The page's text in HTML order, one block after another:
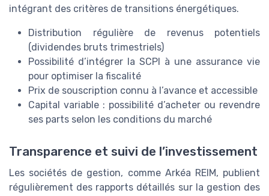
intégrant des critères de transitions énergétiques.
Distribution régulière de revenus potentiels
(dividendes bruts trimestriels)
Possibilité d’intégrer la SCPI à une assurance vie
pour optimiser la fiscalité
Prix de souscription connu à l’avance et accessible
Capital variable : possibilité d’acheter ou revendre
ses parts selon les conditions du marché
Transparence et suivi de l’investissement
Les sociétés de gestion, comme Arkéa REIM, publient
régulièrement des rapports détaillés sur la gestion des